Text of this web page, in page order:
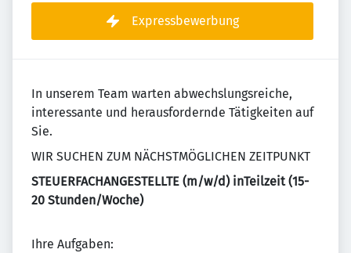
Expressbewerbung
In unserem Team warten abwechslungsreiche,
interessante und herausfordernde Tätigkeiten auf
Sie.
WIR SUCHEN ZUM NÄCHSTMÖGLICHEN ZEITPUNKT
STEUERFACHANGESTELLTE (m/w/d) inTeilzeit (15-
20 Stunden/Woche)
Ihre Aufgaben: